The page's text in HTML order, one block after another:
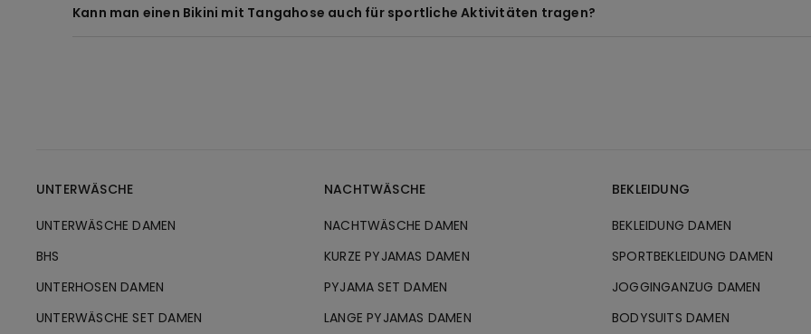
Kann man einen Bikini mit Tangahose auch für sportliche Aktivitäten tragen?
UNTERWÄSCHE
UNTERWÄSCHE DAMEN
BHS
UNTERHOSEN DAMEN
UNTERWÄSCHE SET DAMEN
NACHTWÄSCHE
NACHTWÄSCHE DAMEN
KURZE PYJAMAS DAMEN
PYJAMA SET DAMEN
LANGE PYJAMAS DAMEN
BEKLEIDUNG
BEKLEIDUNG DAMEN
SPORTBEKLEIDUNG DAMEN
JOGGINGANZUG DAMEN
BODYSUITS DAMEN